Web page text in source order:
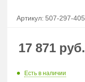
Артикул: 507-297-405
17 871 руб.
Есть в наличии